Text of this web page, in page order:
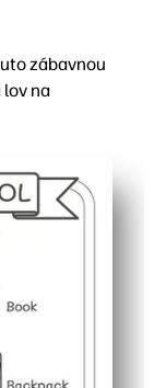
zábavnou
lov na
príprava, stačí
sa - farbia a
ľadobor, ktorý
ho na centrá,